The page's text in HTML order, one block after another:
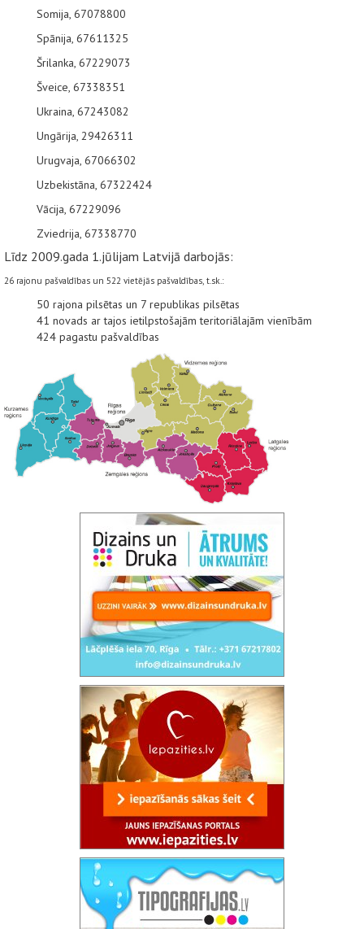
Somija, 67078800
Spānija, 67611325
Šrilanka, 67229073
Šveice, 67338351
Ukraina, 67243082
Ungārija, 29426311
Urugvaja, 67066302
Uzbekistāna, 67322424
Vācija, 67229096
Zviedrija, 67338770
Līdz 2009.gada 1.jūlijam Latvijā darbojās:
26 rajonu pašvaldības un 522 vietējās pašvaldības, t.sk.:
50 rajona pilsētas un 7 republikas pilsētas
41 novads ar tajos ietilpstošajām teritoriālajām vienībām
424 pagastu pašvaldības